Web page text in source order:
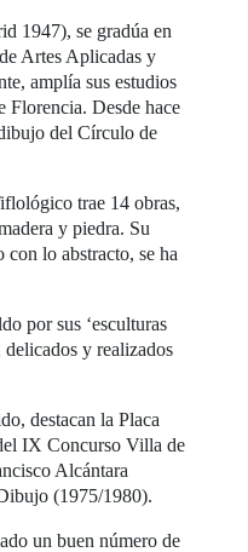
1947), se gradúa en
Artes Aplicadas y
amplía sus estudios
Florencia. Desde hace
del Círculo de
trae 14 obras,
y piedra. Su
con lo abstracto, se ha
por sus ‘esculturas
delicados y realizados
destacan la Placa
IX Concurso Villa de
Alcántara
(1975/1980).
un buen número de